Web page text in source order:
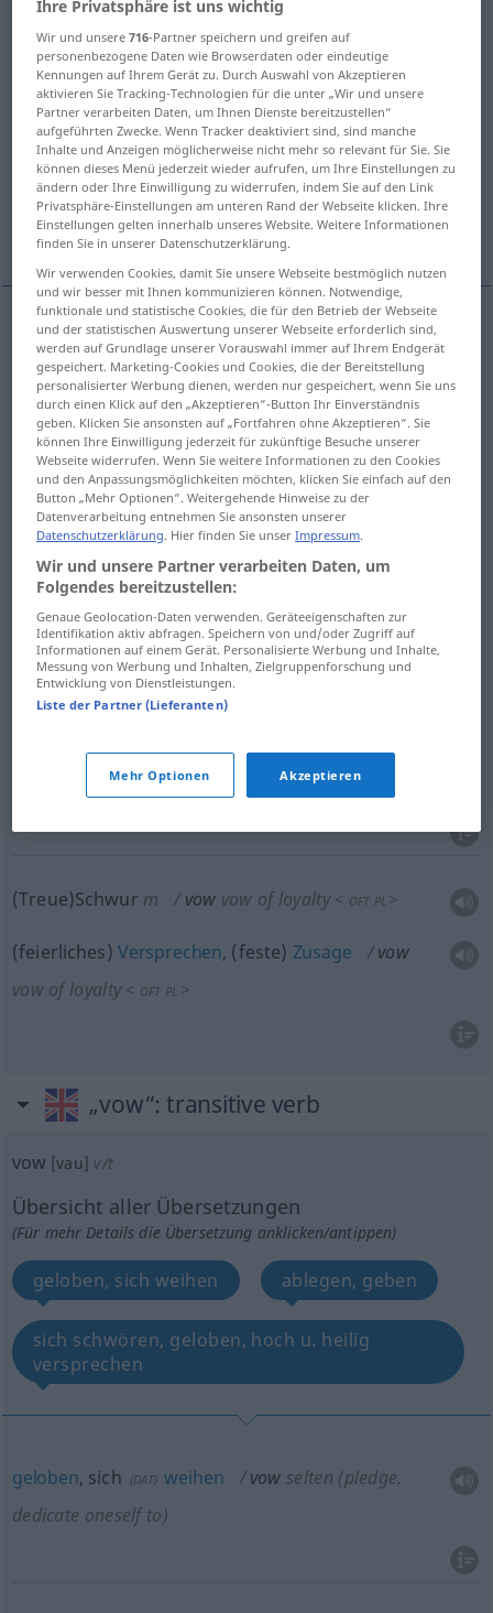
Übersicht aller Übersetzungen
(Für mehr Details die Übersetzung anklicken/antippen)
Versprechen Votum, Gelübde, Gelöbnis
Profess, Ordensgelübde
TreueSchwur, feierliches Versprechen, Zusage
Versprechenn vowpromise
Votumn vow REL oath
Gelübden vow REL oath
Gelöbnisn vow REL oath
vow → siehe „monastic“
Ordensgelübden vow monastic vow
(Treue)Schwur m vow vow of loyalty < OFT PL >
(feierliches) Versprechen, (feste) Zusage
vow
vow of loyalty < OFT PL >
„vow“: transitive verb
vow [vau] v/t
Übersicht aller Übersetzungen
(Für mehr Details die Übersetzung anklicken/antippen)
geloben, sich weihen ablegen, geben
sich schwören, geloben, hoch u. heilig
versprechen
geloben, sich (DAT) weihen vow selten (pledge,
dedicate oneself to)
Ihre Privatsphäre ist uns wichtig
Wir und unsere716-Partner speichern und greifen auf
personenbezogene Daten wie Browserdaten oder eindeutige
Kennungen auf Ihrem Gerät zu. Durch Auswahl von Akzeptieren
aktivieren Sie Tracking-Technologien für die unter „Wir und unsere
Partner verarbeiten Daten, um Ihnen Dienste bereitzustellen“
aufgeführten Zwecke. Wenn Tracker deaktiviert sind, sind manche
Inhalte und Anzeigen möglicherweise nicht mehr so relevant für Sie. Sie
können dieses Menü jederzeit wieder aufrufen, um Ihre Einstellungen zu
ändern oder Ihre Einwilligung zu widerrufen, indem Sie auf den Link
Privatsphäre-Einstellungen am unteren Rand der Webseite klicken. Ihre
Einstellungen gelten innerhalb unseres Website. Weitere Informationen
finden Sie in unserer Datenschutzerklärung.
Wir verwenden Cookies, damit Sie unsere Webseite bestmöglich nutzen
und wir besser mit Ihnen kommunizieren können. Notwendige,
funktionale und statistische Cookies, die für den Betrieb der Webseite
und der statistischen Auswertung unserer Webseite erforderlich sind,
werden auf Grundlage unserer Vorauswahl immer auf Ihrem Endgerät
gespeichert. Marketing-Cookies und Cookies, die der Bereitstellung
personalisierter Werbung dienen, werden nur gespeichert, wenn Sie uns
durch einen Klick auf den „Akzeptieren“-Button Ihr Einverständnis
geben. Klicken Sie ansonsten auf „Fortfahren ohne Akzeptieren“. Sie
können Ihre Einwilligung jederzeit für zukünftige Besuche unserer
Webseite widerrufen. Wenn Sie weitere Informationen zu den Cookies
und den Anpassungsmöglichkeiten möchten, klicken Sie einfach auf den
Button „Mehr Optionen“. Weitergehende Hinweise zu der
Datenverarbeitung entnehmen Sie ansonsten unserer
Datenschutzerklärung. Hier finden Sie unserImpressum.
Wir und unsere Partner verarbeiten Daten, um
Folgendes bereitzustellen:
Genaue Geolocation-Daten verwenden. Geräteeigenschaften zur
Identifikation aktiv abfragen. Speichern von und/oder Zugriff auf
Informationen auf einem Gerät. Personalisierte Werbung und Inhalte,
Messung von Werbung und Inhalten, Zielgruppenforschung und
Entwicklung von Dienstleistungen.
Liste der Partner (Lieferanten)
Mehr Optionen Akzeptieren